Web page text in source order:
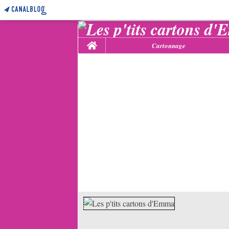
Home Cartonnage